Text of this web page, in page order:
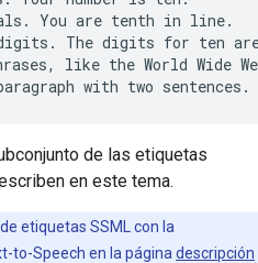
You are tenth in line.
The digits for ten
like the World Wide
with two sentences.
de las etiquetas
en este tema.
etiquetas SSML con la
to-Speech en la página descripción